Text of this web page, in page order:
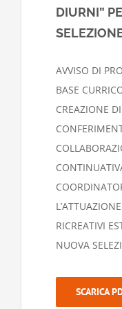
DIURNI”
AVVISO DI
BASE
CREAZIONE
RICREATIVI
NUOVA
SCARICA